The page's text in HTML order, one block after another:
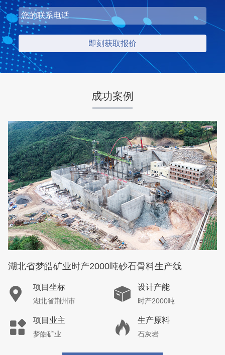
成功案例
项目坐标
湖北省荆门市
设计产能
时产500-600吨
项目业主
中昇东浩荆门建材
生产原料
石灰石
咨询该项目执行经理
湖北省梦皓矿业时产2000吨砂石骨料生产线
项目坐标
湖北省荆州市
设计产能
时产2000吨
项目业主
梦皓矿业
生产原料
石灰岩